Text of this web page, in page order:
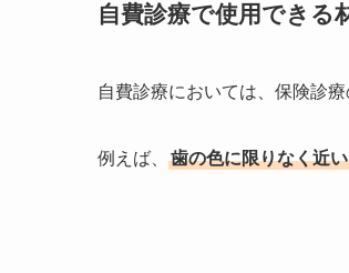
自費診療で使用できる
自費診療においては、保険診
例えば、 歯の色に限りなく近